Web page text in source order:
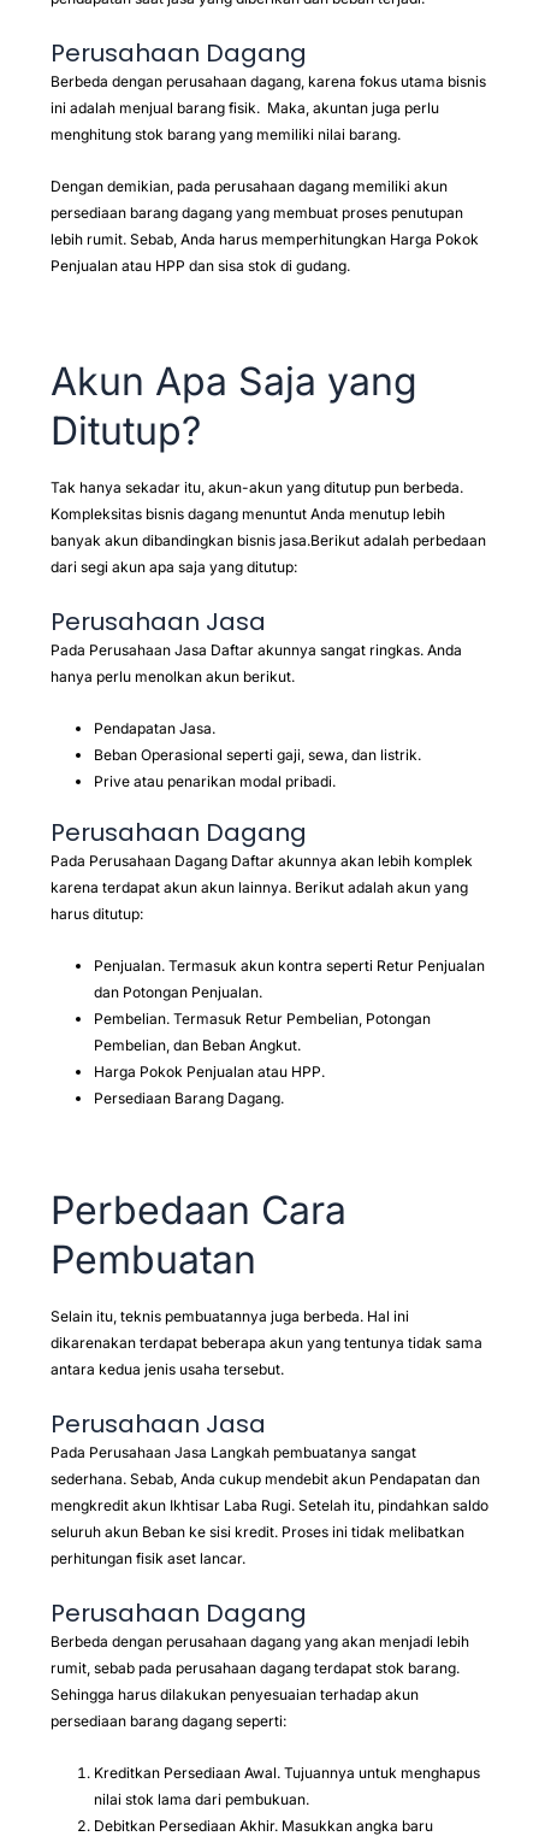
Perusahaan Dagang
Berbeda dengan perusahaan dagang, karena fokus utama bisnis
ini adalah menjual barang fisik. Maka, akuntan juga perlu
menghitung stok barang yang memiliki nilai barang.
Dengan demikian, pada perusahaan dagang memiliki akun
persediaan barang dagang yang membuat proses penutupan
lebih rumit. Sebab, Anda harus memperhitungkan Harga Pokok
Penjualan atau HPP dan sisa stok di gudang.
Akun Apa Saja yang
Ditutup?
Tak hanya sekadar itu, akun-akun yang ditutup pun berbeda.
Kompleksitas bisnis dagang menuntut Anda menutup lebih
banyak akun dibandingkan bisnis jasa.Berikut adalah perbedaan
dari segi akun apa saja yang ditutup:
Perusahaan Jasa
Pada Perusahaan Jasa Daftar akunnya sangat ringkas. Anda
hanya perlu menolkan akun berikut.
Pendapatan Jasa.
Beban Operasional seperti gaji, sewa, dan listrik.
Prive atau penarikan modal pribadi.
Perusahaan Dagang
Pada Perusahaan Dagang Daftar akunnya akan lebih komplek
karena terdapat akun akun lainnya. Berikut adalah akun yang
harus ditutup:
Penjualan. Termasuk akun kontra seperti Retur Penjualan
dan Potongan Penjualan.
Pembelian. Termasuk Retur Pembelian, Potongan
Pembelian, dan Beban Angkut.
Harga Pokok Penjualan atau HPP.
Persediaan Barang Dagang.
Perbedaan Cara
Pembuatan
Selain itu, teknis pembuatannya juga berbeda. Hal ini
dikarenakan terdapat beberapa akun yang tentunya tidak sama
antara kedua jenis usaha tersebut.
Perusahaan Jasa
Pada Perusahaan Jasa Langkah pembuatanya sangat
sederhana. Sebab, Anda cukup mendebit akun Pendapatan dan
mengkredit akun Ikhtisar Laba Rugi. Setelah itu, pindahkan saldo
seluruh akun Beban ke sisi kredit. Proses ini tidak melibatkan
perhitungan fisik aset lancar.
Perusahaan Dagang
Berbeda dengan perusahaan dagang yang akan menjadi lebih
rumit, sebab pada perusahaan dagang terdapat stok barang.
Sehingga harus dilakukan penyesuaian terhadap akun
persediaan barang dagang seperti:
Kreditkan Persediaan Awal. Tujuannya untuk menghapus
nilai stok lama dari pembukuan.
Debitkan Persediaan Akhir. Masukkan angka baru